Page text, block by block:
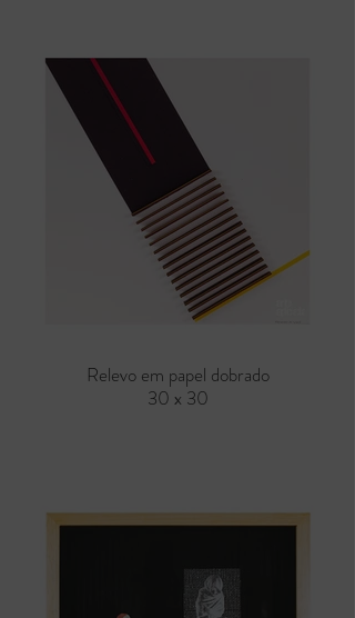
Relevo em papel dobrado
30 x 30